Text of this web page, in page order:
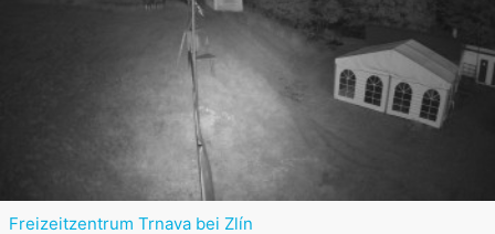
Freizeitzentrum Trnava bei Zlín